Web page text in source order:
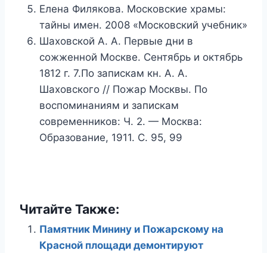
Елена Филякова. Московские храмы:
тайны имен. 2008 «Московский учебник»
Шаховской А. А. Первые дни в
сожженной Москве. Сентябрь и октябрь
1812 г. 7.По запискам кн. А. А.
Шаховского // Пожар Москвы. По
воспоминаниям и запискам
современников: Ч. 2. — Москва:
Образование, 1911. С. 95, 99
Читайте Также:
Памятник Минину и Пожарскому на
Красной площади демонтируют